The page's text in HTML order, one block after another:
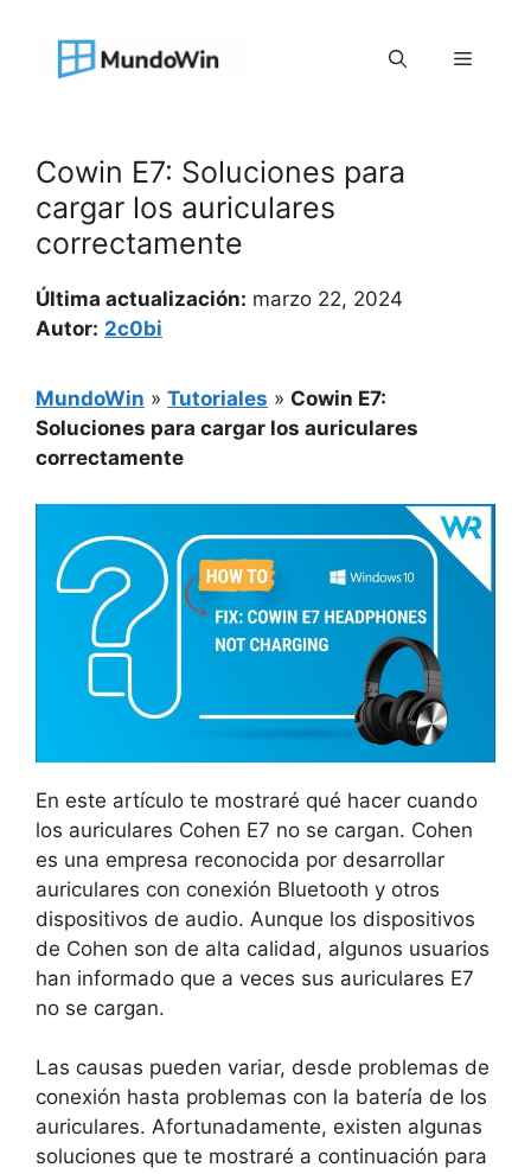
contenido
Menú
Cowin E7: Soluciones para
cargar los auriculares
correctamente
Última actualización: marzo 22, 2024
Autor: 2c0bi
MundoWin » Tutoriales » Cowin E7:
Soluciones para cargar los auriculares
correctamente
En este artículo te mostraré qué hacer cuando
los auriculares Cohen E7 no se cargan. Cohen
es una empresa reconocida por desarrollar
auriculares con conexión Bluetooth y otros
dispositivos de audio. Aunque los dispositivos
de Cohen son de alta calidad, algunos usuarios
han informado que a veces sus auriculares E7
no se cargan.
Las causas pueden variar, desde problemas de
conexión hasta problemas con la batería de los
auriculares. Afortunadamente, existen algunas
soluciones que te mostraré a continuación para